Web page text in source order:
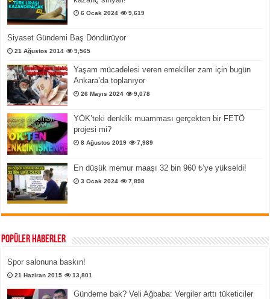
6 Ocak 2024 9,619
Siyaset Gündemi Baş Döndürüyor
21 Ağustos 2014 9,565
Yaşam mücadelesi veren emekliler zam için bugün
Ankara’da toplanıyor
26 Mayıs 2024 9,078
YÖK’teki denklik muamması gerçekten bir FETÖ
projesi mi?
8 Ağustos 2019 7,989
En düşük memur maaşı 32 bin 960 ₺’ye yükseldi!
3 Ocak 2024 7,898
Popüler Haberler
Spor salonuna baskın!
21 Haziran 2015 13,801
Gündeme bak? Veli Ağbaba: Vergiler arttı tüketiciler